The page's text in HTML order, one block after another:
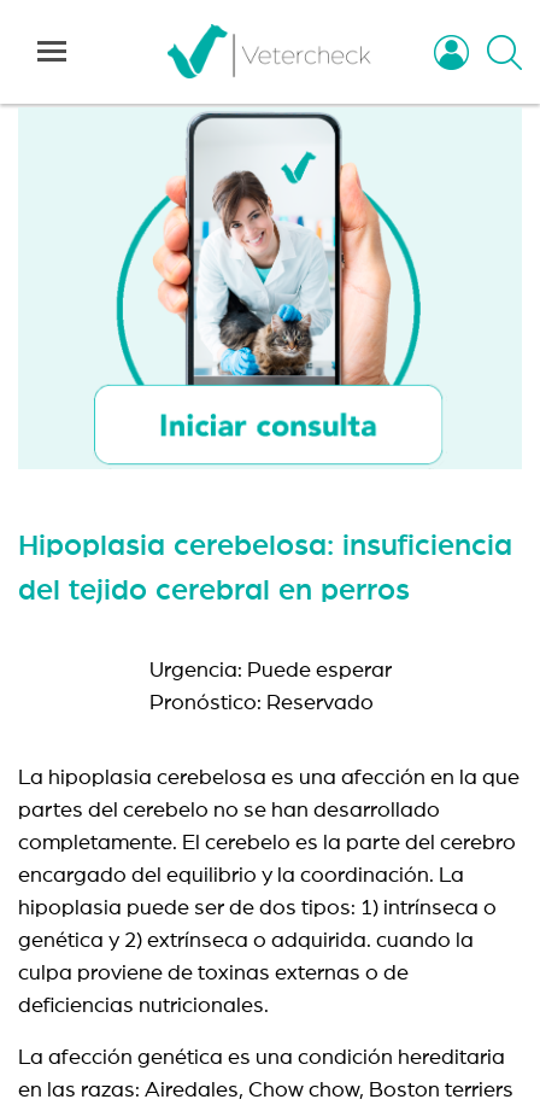
Hipoplasia cerebelosa: insuficiencia
del tejido cerebral en perros
Urgencia: Puede esperar
Pronóstico: Reservado
La hipoplasia cerebelosa es una afección en la que
partes del cerebelo no se han desarrollado
completamente. El cerebelo es la parte del cerebro
encargado del equilibrio y la coordinación. La
hipoplasia puede ser de dos tipos: 1) intrínseca o
genética y 2) extrínseca o adquirida. cuando la
culpa proviene de toxinas externas o de
deficiencias nutricionales.
La afección genética es una condición hereditaria
en las razas: Airedales, Chow chow, Boston terriers